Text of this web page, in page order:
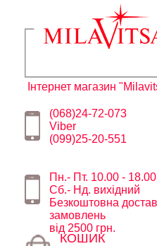
Інтернет магазин
(068)24-72-073
Viber
(099)25-20-551
Пн.- Пт. 10.00 - 18.00
Сб.- Нд. вихідний
Безкоштовна
замовлень
від 2500 грн.
КОШИК